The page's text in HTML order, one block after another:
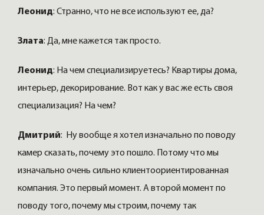
Леонид: Странно, что не все используют ее, да?
Злата: Да, мне кажется так просто.
Леонид: На чем специализируетесь? Квартиры дома,
интерьер, декорирование. Вот как у вас же есть своя
специализация? На чем?
Дмитрий: Ну вообще я хотел изначально по поводу
камер сказать, почему это пошло. Потому что мы
изначально очень сильно клиентоориентированная
компания. Это первый момент. А второй момент по
поводу того, почему мы строим, почему так